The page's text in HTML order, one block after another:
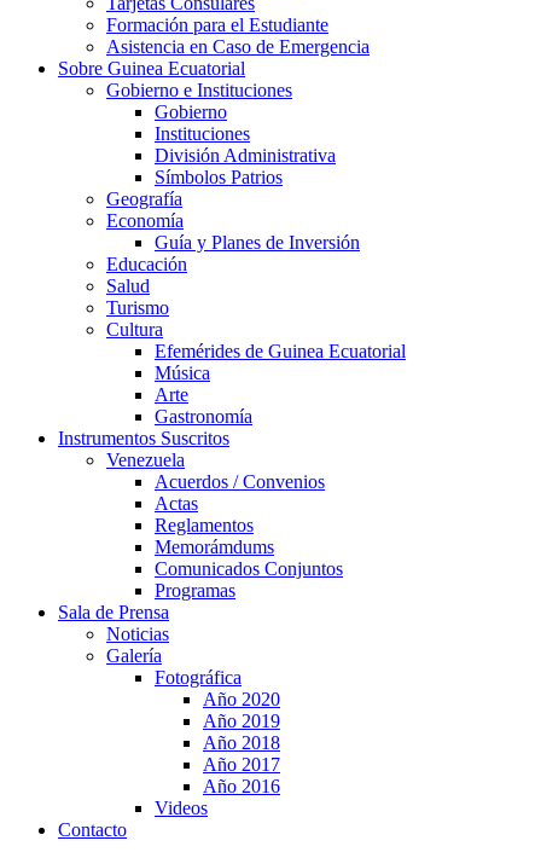
Formación para el Estudiante
Asistencia en Caso de Emergencia
Sobre Guinea Ecuatorial
Gobierno e Instituciones
Gobierno
Instituciones
División Administrativa
Símbolos Patrios
Geografía
Economía
Guía y Planes de Inversión
Educación
Salud
Turismo
Cultura
Efemérides de Guinea Ecuatorial
Música
Arte
Gastronomía
Instrumentos Suscritos
Venezuela
Acuerdos / Convenios
Actas
Reglamentos
Memorámdums
Comunicados Conjuntos
Programas
Sala de Prensa
Noticias
Galería
Fotográfica
Año 2020
Año 2019
Año 2018
Año 2017
Año 2016
Videos
Contacto